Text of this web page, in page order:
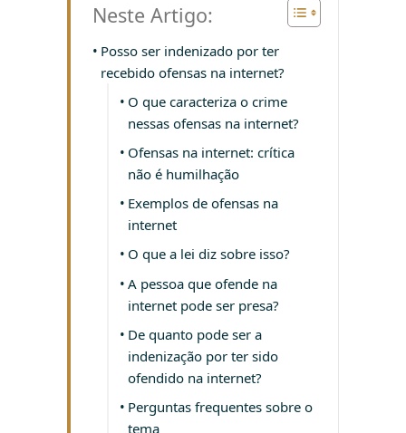
Neste Artigo:
Posso ser indenizado por ter
recebido ofensas na internet?
O que caracteriza o crime
nessas ofensas na internet?
Ofensas na internet: crítica
não é humilhação
Exemplos de ofensas na
internet
O que a lei diz sobre isso?
A pessoa que ofende na
internet pode ser presa?
De quanto pode ser a
indenização por ter sido
ofendido na internet?
Perguntas frequentes sobre o
tema